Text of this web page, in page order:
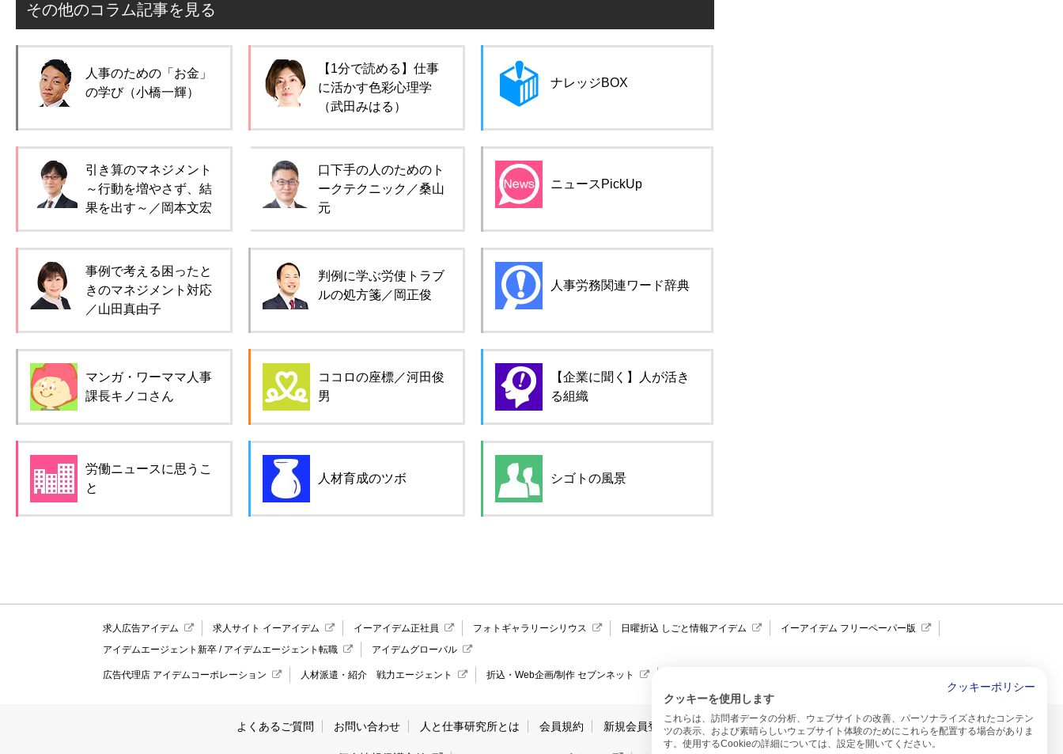
その他のコラム記事を見る
人事のための「お金」
の学び（小橋一輝）
【1分で読める】仕事
に活かす色彩心理学
（武田みはる）
ナレッジBOX
引き算のマネジメント
～行動を増やさず、結
果を出す～／岡本文宏
口下手の人のためのト
ークテクニック／桑山
元
ニュースPickUp
事例で考える困ったと
きのマネジメント対応
／山田真由子
判例に学ぶ労使トラブ
ルの処方箋／岡正俊
人事労務関連ワード辞典
マンガ・ワーママ人事
課長キノコさん
ココロの座標／河田俊
男
【企業に聞く】人が活き
る組織
労働ニュースに思うこ
と
人材育成のツボ シゴトの風景
求人広告アイデム 求人サイト イーアイデム イーアイデム正社員 フォトギャラリーシリウス 日曜折込 しごと情報アイデム
イーアイデム フリーペーパー版
アイデムエージェント新卒 / アイデムエージェント転職 アイデムグローバル
広告代理店 アイデムコーポレーション 人材派遣・紹介 戦力エージェント 折込・Web企画/制作 セブンネット
よくあるご質問 お問い合わせ 人と仕事研究所とは 会員規約 新規会員登録 サイトのご利用について
クッキーポリシー
クッキーを使用します
これらは、訪問者データの分析、ウェブサイトの改善、パーソナライズされたコンテン
ツの表示、および素晴らしいウェブサイト体験のためにこれらを配置する場合がありま
す。使用するCookieの詳細については、設定を開いてください。